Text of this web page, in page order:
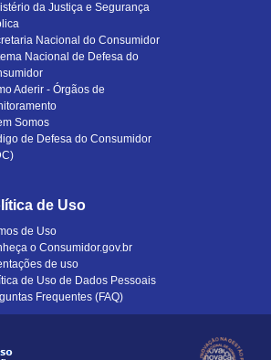
da Justiça e Segurança
Nacional do Consumidor
Nacional de Defesa do
Aderir - Órgãos de
Somos
de Defesa do Consumidor
de Uso
de Uso
o Consumidor.gov.br
de uso
de Uso de Dados Pessoais
Frequentes (FAQ)